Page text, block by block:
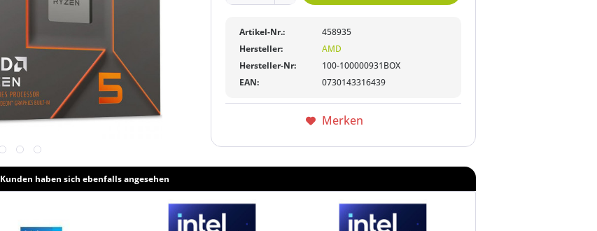
Artikel-Nr.:
458935
Hersteller:
AMD
Hersteller-Nr:
100-100000931BOX
EAN:
0730143316439
Merken
Kunden haben sich ebenfalls angesehen